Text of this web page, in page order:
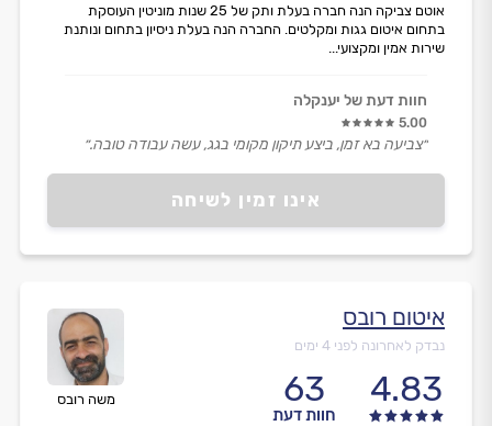
אינו זמין לשיחה
אוטם צביקה הנה חברה בעלת ותק של 25 שנות מוניטין העוסקת
בתחום איטום גגות ומקלטים. החברה הנה בעלת ניסיון בתחום ונותנת
שירות אמין ומקצועי...
חוות דעת של יענקלה
5.00
״צביעה בא זמן, ביצע תיקון מקומי בגג, עשה עבודה טובה.״
משה רובס
איטום רובס
נבדק לאחרונה לפני 4 ימים
4.83
63
חוות דעת